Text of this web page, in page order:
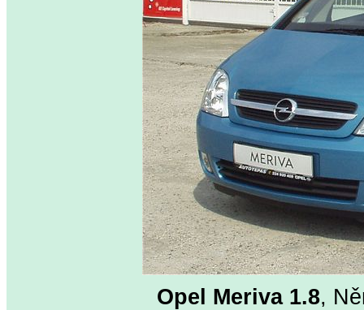
Opel Meriva 1.8,